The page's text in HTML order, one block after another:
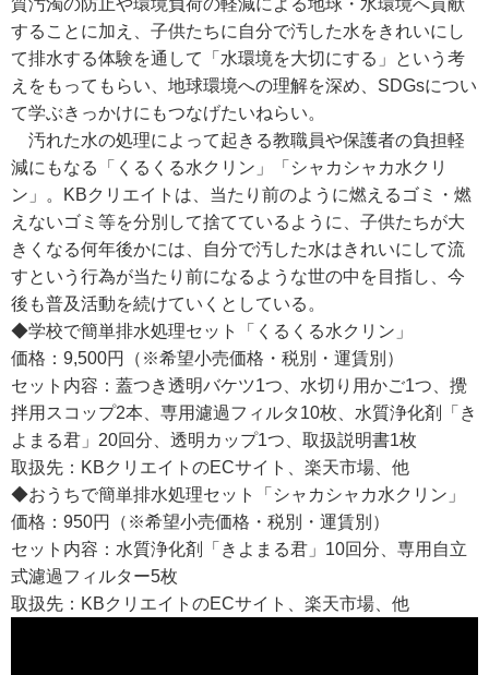
質汚濁の防止や環境負荷の軽減による地球・水環境へ貢献
することに加え、子供たちに自分で汚した水をきれいにし
て排水する体験を通して「水環境を大切にする」という考
えをもってもらい、地球環境への理解を深め、SDGsについ
て学ぶきっかけにもつなげたいねらい。
汚れた水の処理によって起きる教職員や保護者の負担軽
減にもなる「くるくる水クリン」「シャカシャカ水クリ
ン」。KBクリエイトは、当たり前のように燃えるゴミ・燃
えないゴミ等を分別して捨てているように、子供たちが大
きくなる何年後かには、自分で汚した水はきれいにして流
すという行為が当たり前になるような世の中を目指し、今
後も普及活動を続けていくとしている。
◆学校で簡単排水処理セット「くるくる水クリン」
価格：9,500円（※希望小売価格・税別・運賃別）
セット内容：蓋つき透明バケツ1つ、水切り用かご1つ、攪
拌用スコップ2本、専用濾過フィルタ10枚、水質浄化剤「き
よまる君」20回分、透明カップ1つ、取扱説明書1枚
取扱先：KBクリエイトのECサイト、楽天市場、他
◆おうちで簡単排水処理セット「シャカシャカ水クリン」
価格：950円（※希望小売価格・税別・運賃別）
セット内容：水質浄化剤「きよまる君」10回分、専用自立
式濾過フィルター5枚
取扱先：KBクリエイトのECサイト、楽天市場、他